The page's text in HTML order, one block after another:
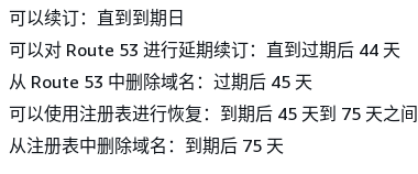
可以续订：直到到期日
可以对 Route 53 进行延期续订：直到过期后 44 天
从 Route 53 中删除域名：过期后 45 天
可以使用注册表进行恢复：到期后 45 天到 75 天之间
从注册表中删除域名：到期后 75 天